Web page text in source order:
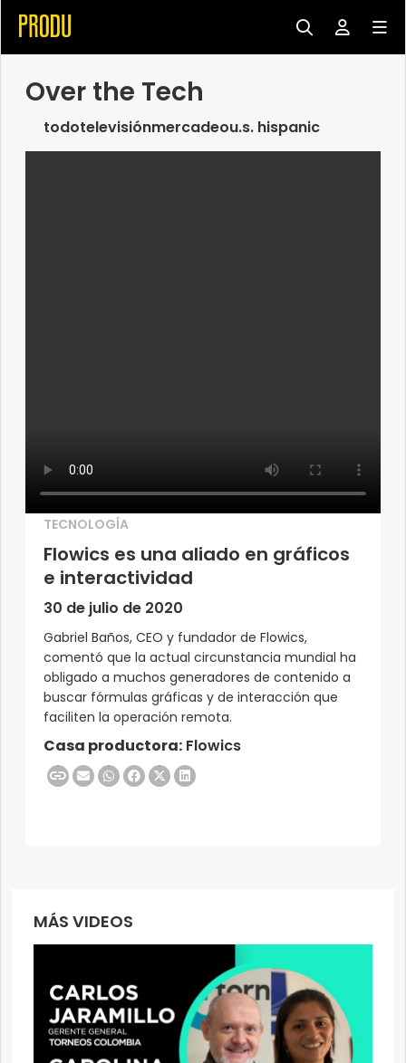
Over the Tech
todotelevisiónmercadeou.s. hispanic
TECNOLOGÍA
Flowics es una aliado en gráficos
e interactividad
30 de julio de 2020
Gabriel Baños, CEO y fundador de Flowics,
comentó que la actual circunstancia mundial ha
obligado a muchos generadores de contenido a
buscar fórmulas gráficas y de interacción que
faciliten la operación remota.
Casa productora: Flowics
MÁS VIDEOS